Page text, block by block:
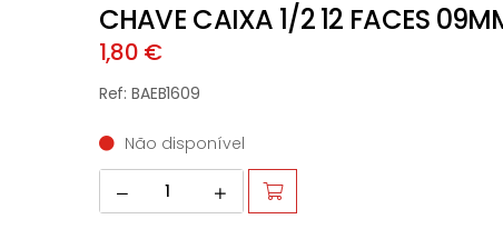
CHAVE CAIXA 1/2 12 FACES
1,80 €
Ref: BAEB1609
Não disponível